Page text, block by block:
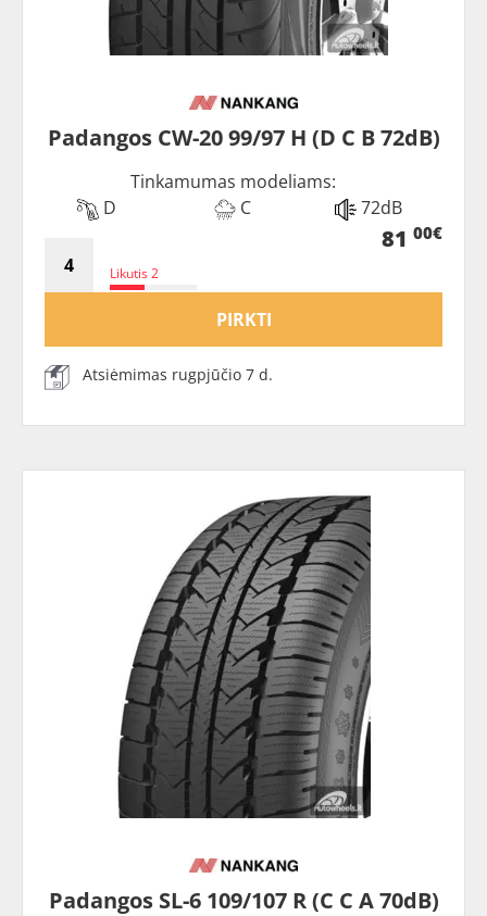
Padangos CW-20 99/97 H (D C B 72dB)
Tinkamumas modeliams:
D
C 72dB
Likutis 2
81 00€
PIRKTI
Atsiėmimas rugpjūčio 7 d.
Padangos SL-6 109/107 R (C C A 70dB)